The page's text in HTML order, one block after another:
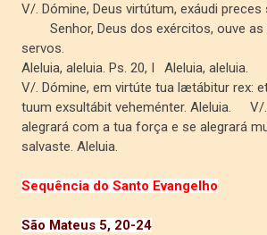
V/. Dómine, Deus virtútum, exáudi
Senhor, Deus dos exércitos, ouve
servos.
Aleluia, aleluia. Ps. 20, I
Aleluia, aleluia.
V/. Dómine, em virtúte tua lætábitur rex:
tuum exsultábit veheménter. Aleluia.
V/
alegrará com a tua força e se alegrará
salvaste. Aleluia.
Sequência do Santo Evangelho
São Mateus 5, 20-24